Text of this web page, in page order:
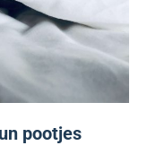
pootjes